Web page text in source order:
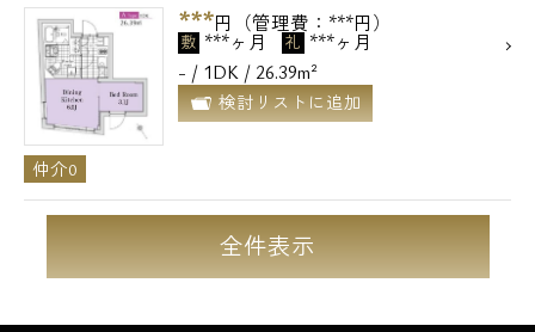
***円（管理費：***円）
敷 ***ヶ月 礼 ***ヶ月
- / 1DK / 26.39m²
検討リストに追加
仲介0
全件表示